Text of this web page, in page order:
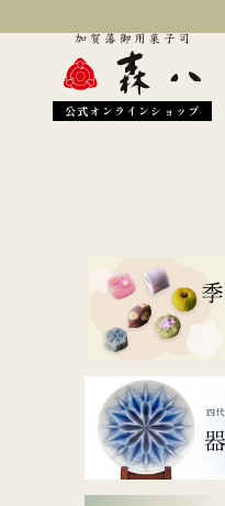
公式オンラインショップ